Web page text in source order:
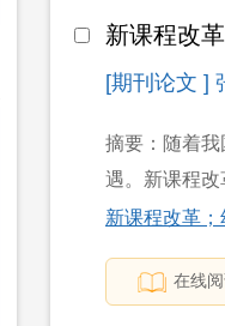
新课程改
[期刊论文 ]
摘要：随着
遇。新课程
新课程改革
在线